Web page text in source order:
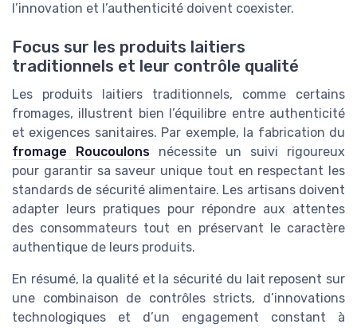
l’innovation et l’authenticité doivent coexister.
Focus sur les produits laitiers
traditionnels et leur contrôle qualité
Les produits laitiers traditionnels, comme certains
fromages, illustrent bien l’équilibre entre authenticité
et exigences sanitaires. Par exemple, la fabrication du
fromage Roucoulons nécessite un suivi rigoureux
pour garantir sa saveur unique tout en respectant les
standards de sécurité alimentaire. Les artisans doivent
adapter leurs pratiques pour répondre aux attentes
des consommateurs tout en préservant le caractère
authentique de leurs produits.
En résumé, la qualité et la sécurité du lait reposent sur
une combinaison de contrôles stricts, d’innovations
technologiques et d’un engagement constant à